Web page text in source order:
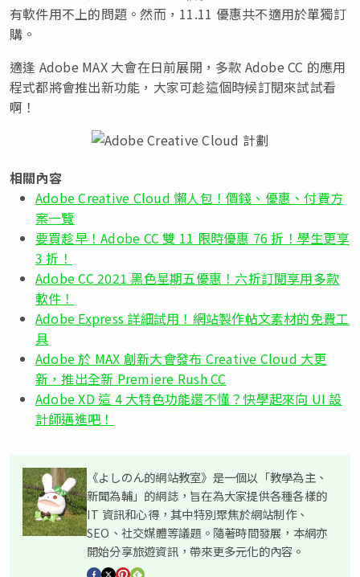
有軟件用不上的問題。然而，11.11 優惠共不適用於單獨訂
購。
適逢 Adobe MAX 大會在日前展開，多款 Adobe CC 的應用
程式都將會推出新功能，大家可趁這個時候訂閱來試試看
啊！
相關內容
Adobe Creative Cloud 懶人包！價錢、優惠、付費方
案一覽
要買趁早！Adobe CC 雙 11 限時優惠 76 折！學生更享
3 折！
Adobe CC 2021 黑色星期五優惠！六折訂閱享用多款
軟件！
Adobe Express 詳細試用！網站製作帖文素材的免費工
具
Adobe 於 MAX 創新大會發布 Creative Cloud 大更
新，推出全新 Premiere Rush CC
Adobe XD 這 4 大特色功能還不懂？快學起來向 UI 設
計師邁進吧！
《よしのん的網站教室》是一個以「教學為主、
新聞為輔」的網誌，旨在為大家提供各種各樣的
IT 資訊和心得，其中特別聚焦於網站制作、
SEO、社交媒體等議題。隨著時間發展，本網亦
開始分享旅遊資訊，帶來更多元化的內容。